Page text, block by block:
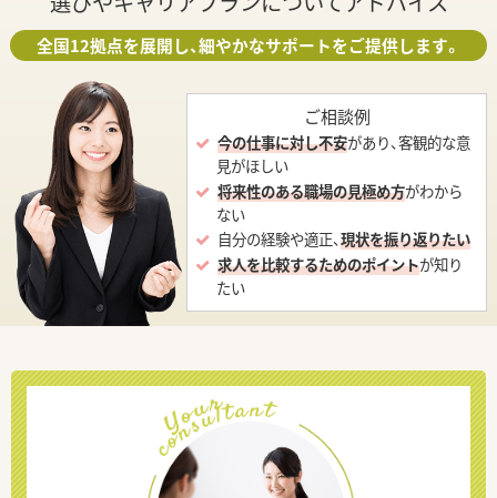
全国12拠点を展開し、細やかなサポートをご提供します。
ご相談例
今の仕事に対し不安があり、客観的な意
見がほしい
将来性のある職場の見極め方がわから
ない
自分の経験や適正、現状を振り返りたい
求人を比較するためのポイントが知り
たい